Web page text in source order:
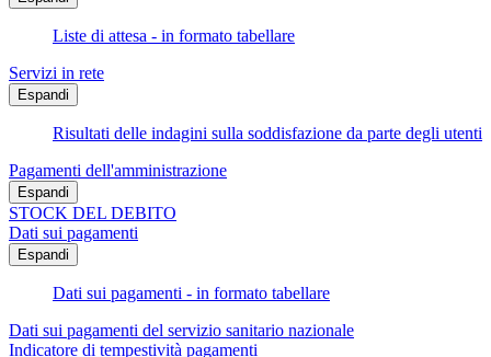
Liste di attesa - in formato tabellare
Servizi in rete
Espandi
Risultati delle indagini sulla soddisfazione da parte degli utenti
Pagamenti dell'amministrazione
Espandi
STOCK DEL DEBITO
Dati sui pagamenti
Espandi
Dati sui pagamenti - in formato tabellare
Dati sui pagamenti del servizio sanitario nazionale
Indicatore di tempestività pagamenti